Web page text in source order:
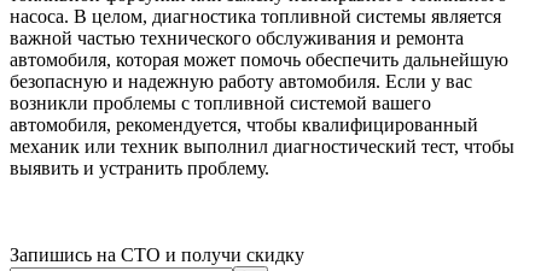
насоса. В целом, диагностика топливной системы является
важной частью технического обслуживания и ремонта
автомобиля, которая может помочь обеспечить дальнейшую
безопасную и надежную работу автомобиля. Если у вас
возникли проблемы с топливной системой вашего
автомобиля, рекомендуется, чтобы квалифицированный
механик или техник выполнил диагностический тест, чтобы
выявить и устранить проблему.
Запишись на СТО и получи скидку